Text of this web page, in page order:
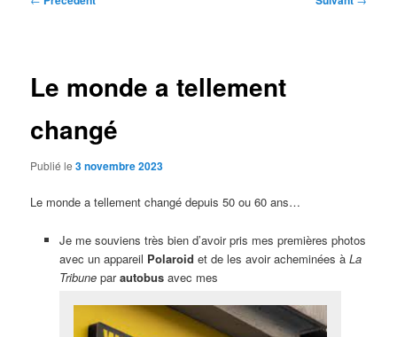
Le monde a tellement
changé
Publié le3 novembre 2023
Le monde a tellement changé depuis 50 ou 60 ans…
Je me souviens très bien d’avoir pris mes premières photos
avec un appareil Polaroid et de les avoir acheminées à La
Tribuneparautobusavec mes